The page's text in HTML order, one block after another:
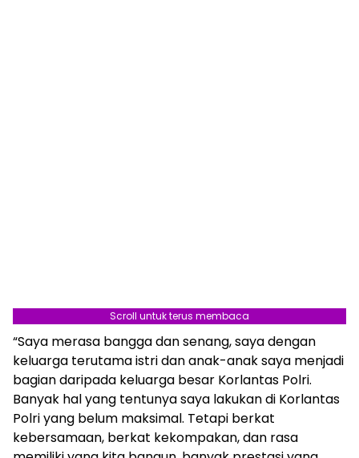
Scroll untuk terus membaca
“Saya merasa bangga dan senang, saya dengan
keluarga terutama istri dan anak-anak saya menjadi
bagian daripada keluarga besar Korlantas Polri.
Banyak hal yang tentunya saya lakukan di Korlantas
Polri yang belum maksimal. Tetapi berkat
kebersamaan, berkat kekompakan, dan rasa